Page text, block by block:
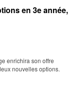
en 3e année,
enrichira son offre
nouvelles options.